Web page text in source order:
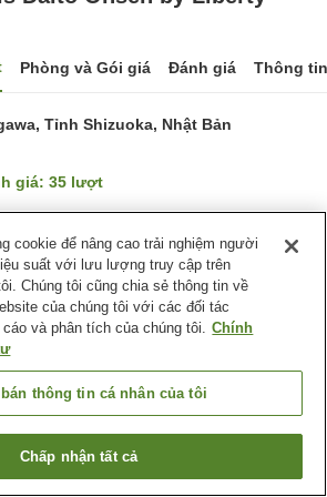
Phòng và Gói giá Đánh giá Thông
Tỉnh Shizuoka, Nhật Bản
giá: 35 lượt
Nhà hàng
Nhà Tắm Lộ Thiên (Có
Nước Nóng)
by Liberty Resort
Tìm phòng trống
cookie để nâng cao trải nghiệm người
suất với lưu lượng truy cập trên
Chúng tôi cũng chia sẻ thông tin về
của chúng tôi với các đối tác
và phân tích của chúng tôi. Chính
thông tin cá nhân của tôi
Chấp nhận tất cả